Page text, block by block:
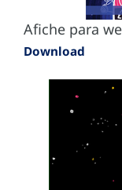
Afiche para
Download